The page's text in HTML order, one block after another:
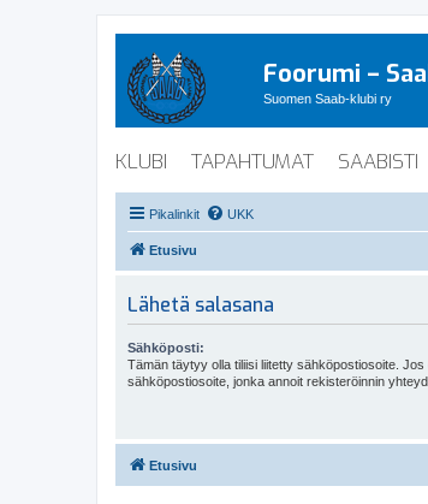
Foorumi –
Suomen Saab-klubi ry
KLUBI TAPAHTUMAT SAABISTI
Pikalinkit UKK
Etusivu
Lähetä salasana
Sähköposti:
Tämän täytyy olla tiliisi liitetty sähköpostiosoite.
sähköpostiosoite, jonka annoit rekisteröinnin
Etusivu